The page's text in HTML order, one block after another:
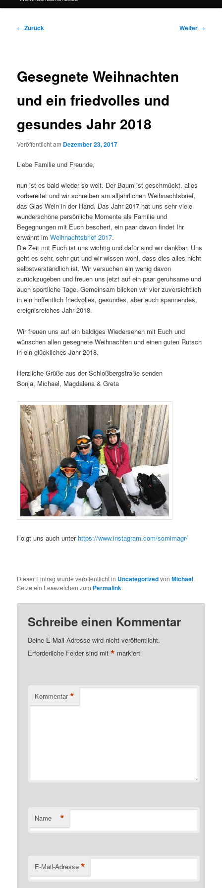
Beitragsnavigation
← Zurück Weiter →
Gesegnete Weihnachten
und ein friedvolles und
gesundes Jahr 2018
Veröffentlicht am Dezember 23, 2017
Liebe Familie und Freunde,
nun ist es bald wieder so weit. Der Baum ist geschmückt, alles
vorbereitet und wir schreiben am alljährlichen Weihnachtsbrief,
das Glas Wein in der Hand. Das Jahr 2017 hat uns sehr viele
wunderschöne persönliche Momente als Familie und
Begegnungen mit Euch beschert, ein paar davon findet Ihr
erwähnt imWeihnachtsbrief 2017.
Die Zeit mit Euch ist uns wichtig und dafür sind wir dankbar. Uns
geht es sehr, sehr gut und wir wissen wohl, dass dies alles nicht
selbstverständlich ist. Wir versuchen ein wenig davon
zurückzugeben und freuen uns jetzt auf ein paar geruhsame und
auch sportliche Tage. Gemeinsam blicken wir vier zuversichtlich
in ein hoffentlich friedvolles, gesundes, aber auch spannendes,
ereignisreiches Jahr 2018.
Wir freuen uns auf ein baldiges Wiedersehen mit Euch und
wünschen allen gesegnete Weihnachten und einen guten Rutsch
in ein glückliches Jahr 2018.
Herzliche Grüße aus der Schloßbergstraße senden
Sonja, Michael, Magdalena & Greta
Folgt uns auch unter https://www.instagram.com/somimagr/
Dieser Eintrag wurde veröffentlicht in UncategorizedvonMichael.
Setze ein Lesezeichen zum Permalink.
Schreibe einen Kommentar
Deine E-Mail-Adresse wird nicht veröffentlicht.
Erforderliche Felder sind mit* markiert
Kommentar *
Name *
E-Mail-Adresse *